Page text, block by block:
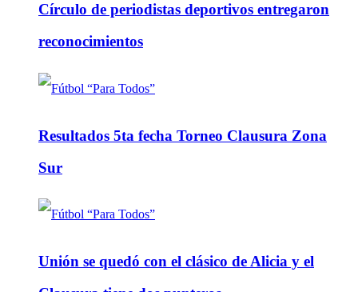
Círculo de periodistas deportivos entregaron
reconocimientos
Resultados 5ta fecha Torneo Clausura Zona
Sur
Unión se quedó con el clásico de Alicia y el